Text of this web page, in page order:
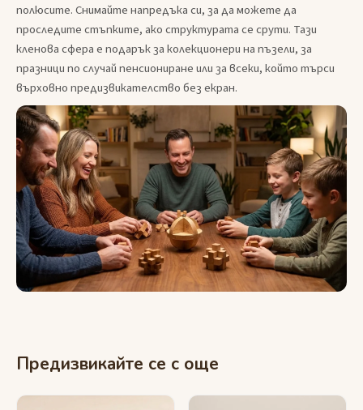
полюсите. Снимайте напредъка си, за да можете да
проследите стъпките, ако структурата се срути. Тази
кленова сфера е подарък за колекционери на пъзели, за
празници по случай пенсиониране или за всеки, който търси
върховно предизвикателство без екран.
Предизвикайте се с още